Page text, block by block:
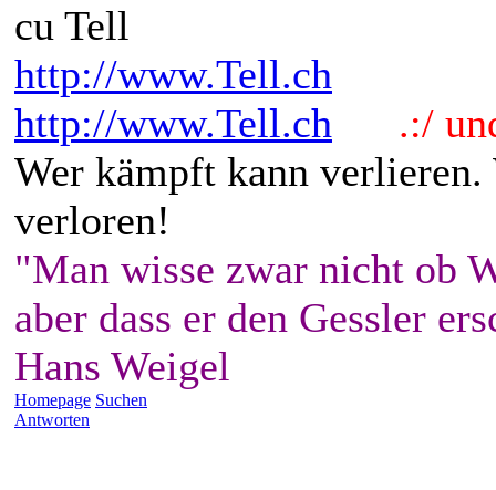
cu Tell
http://www.Tell.ch
http://www.Tell.ch
.:/
Wer kämpft kann
verloren!
"Man wisse zwar nicht ob
aber dass er den Gessler
Hans Weigel
Homepage Suchen
Antworten